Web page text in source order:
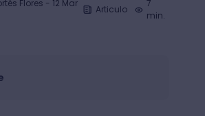
Flores - 12 Mar
Articulo
7
min.